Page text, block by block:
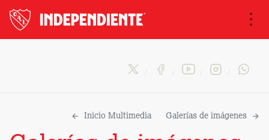
Galerías de imágenes
Inicio Multimedia